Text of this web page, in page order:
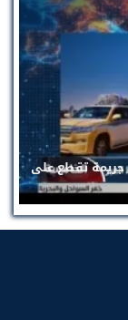
تقطع على